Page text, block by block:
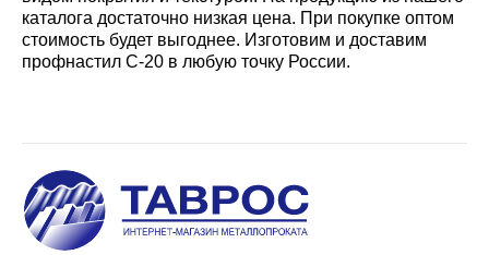
каталога достаточно низкая цена. При покупке оптом
стоимость будет выгоднее. Изготовим и доставим
профнастил С-20 в любую точку России.